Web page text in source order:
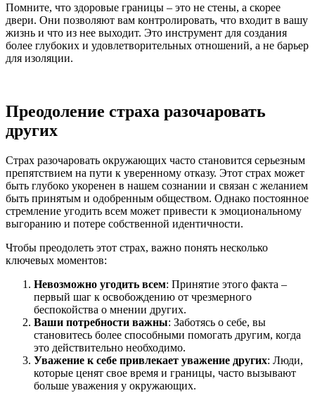
Помните, что здоровые границы – это не стены, а скорее
двери. Они позволяют вам контролировать, что входит в вашу
жизнь и что из нее выходит. Это инструмент для создания
более глубоких и удовлетворительных отношений, а не барьер
для изоляции.
Преодоление страха разочаровать
других
Страх разочаровать окружающих часто становится серьезным
препятствием на пути к уверенному отказу. Этот страх может
быть глубоко укоренен в нашем сознании и связан с желанием
быть принятым и одобренным обществом. Однако постоянное
стремление угодить всем может привести к эмоциональному
выгоранию и потере собственной идентичности.
Чтобы преодолеть этот страх, важно понять несколько
ключевых моментов:
Невозможно угодить всем: Принятие этого факта –
первый шаг к освобождению от чрезмерного
беспокойства о мнении других.
Ваши потребности важны: Заботясь о себе, вы
становитесь более способными помогать другим, когда
это действительно необходимо.
Уважение к себе привлекает уважение других: Люди,
которые ценят свое время и границы, часто вызывают
больше уважения у окружающих.